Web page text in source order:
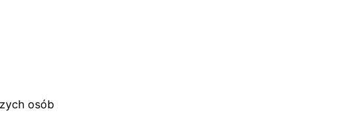
osób